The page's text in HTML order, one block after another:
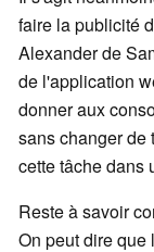
faire la publicité
Alexander de
de l'application
donner aux
sans changer de
cette tâche dans
Reste à savoir
On peut dire que